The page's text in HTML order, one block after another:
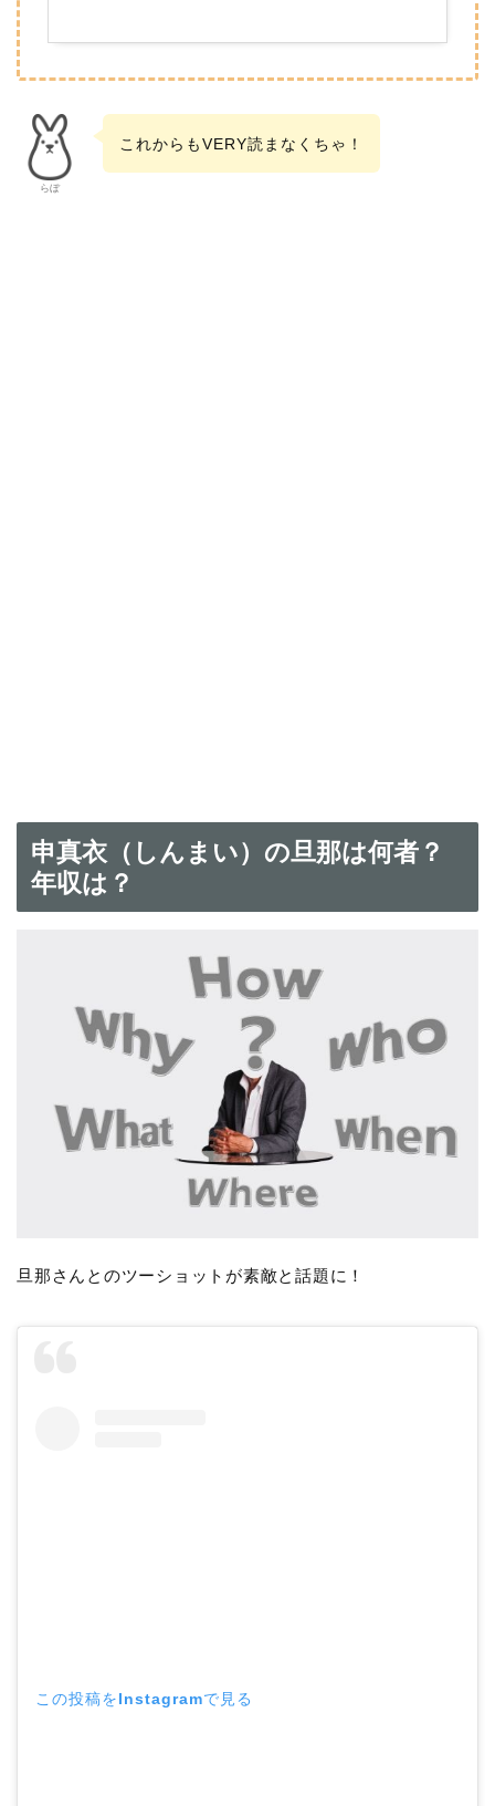
らぼ
これからもVERY読まなくちゃ！
申真衣（しんまい）の旦那は何者？
年収は？
旦那さんとのツーショットが素敵と話題に！
この投稿をInstagramで見る